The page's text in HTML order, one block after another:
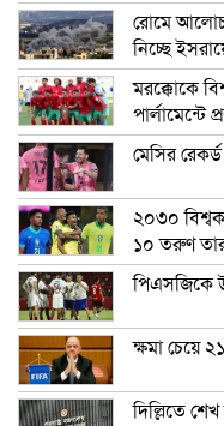
রোমে
নিচ্ছে
মরক্কোকে
পার্লামেন্টে
মেসির
২০৩০
১০ তরুণ
পিএসজিকে
ক্ষমা চেয়ে
দিল্লিতে